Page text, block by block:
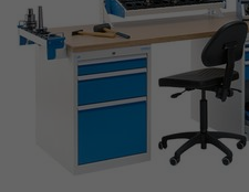
Zweck
verfolgen.
eine
um
auf